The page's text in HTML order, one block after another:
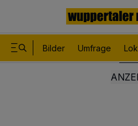
Bilder Umfrage